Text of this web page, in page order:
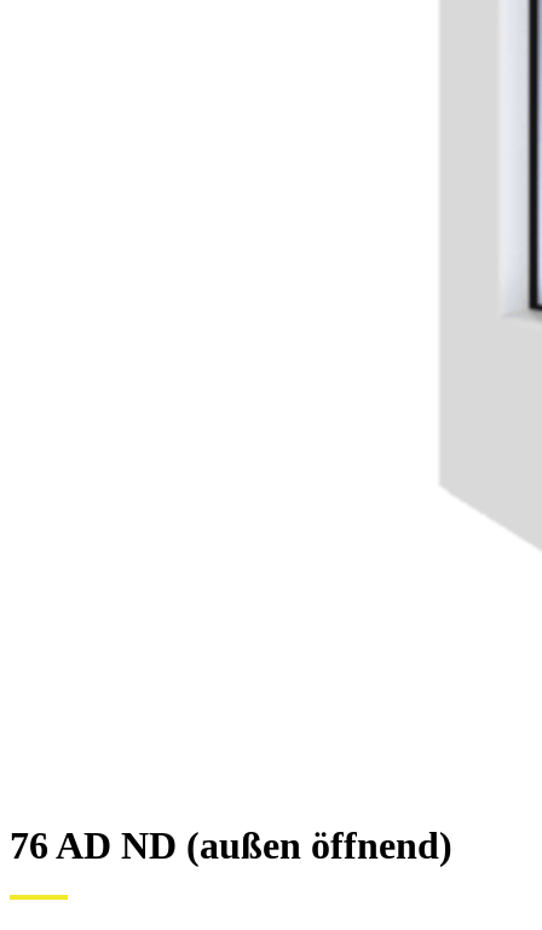
76 AD ND (außen öffnend)